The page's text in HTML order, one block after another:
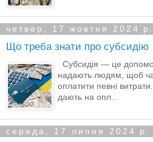
четвер, 17 жовтня 2024 р.
Що треба знати про субсидію
Субсидія — це
надають людям, щоб
оплатити певні
дають на опл...
середа, 17 липня 2024 р.